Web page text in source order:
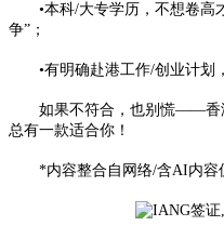
•本科/大专学历，不想卷高
争”；
•有明确赴港工作/创业计划，
如果不符合，也别慌——香港
总有一款适合你！
*内容整合自网络/含AI内容仅
©